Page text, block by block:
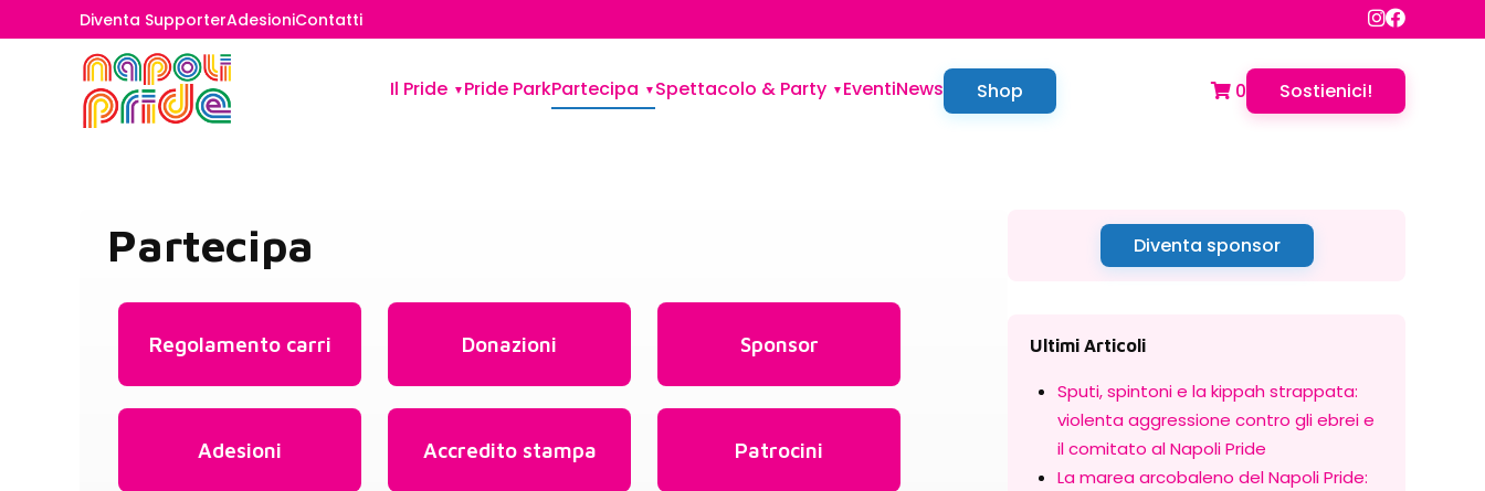
Diventa SupporterAdesioniContatti
Il Pride Pride ParkPartecipa Spettacolo & Party EventiNews Shop 0 Sostienici!
Partecipa
Regolamento carri Donazioni Sponsor
Adesioni Accredito stampa Patrocini
Diventa sponsor
Ultimi Articoli
Sputi, spintoni e la kippah strappata:
violenta aggressione contro gli ebrei e
il comitato al Napoli Pride
La marea arcobaleno del Napoli Pride: